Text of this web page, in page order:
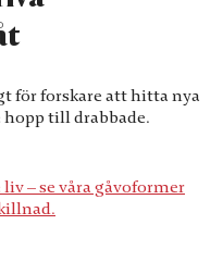
för forskare att hitta nya
hopp till drabbade.
– se våra gåvoformer